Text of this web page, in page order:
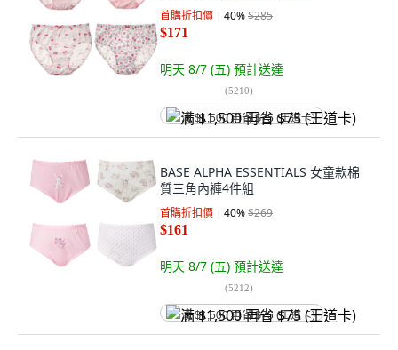
首購折扣價 40%$285
$171
明天 8/7 (五) 預計送達
(5210)
满 $1,500 再省 $75 (王道卡)
BASE ALPHA ESSENTIALS 女童款棉
質三角內褲4件組
首購折扣價 40%$269
$161
明天 8/7 (五) 預計送達
(5212)
满 $1,500 再省 $75 (王道卡)